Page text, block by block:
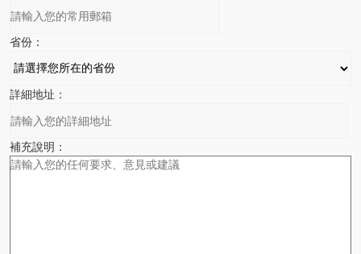
省份：
詳細地址：
補充說明：